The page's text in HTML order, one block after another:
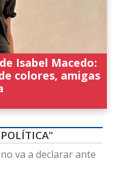
Isabel Macedo:
colores, amigas
va a declarar ante